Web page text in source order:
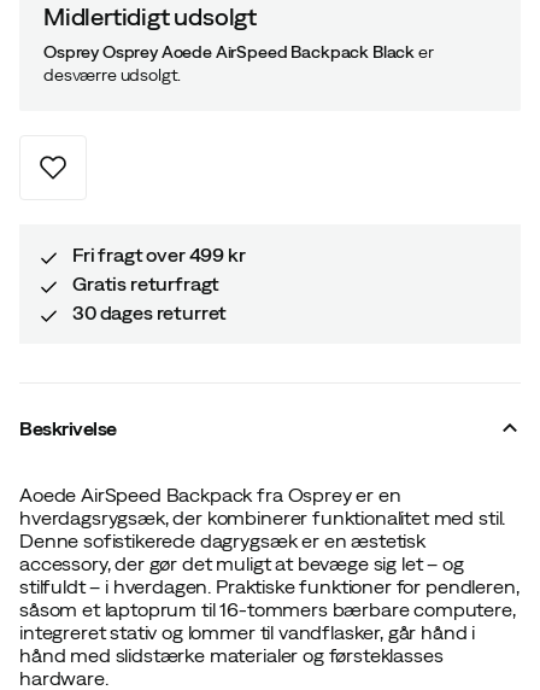
Midlertidigt udsolgt
Osprey Osprey Aoede AirSpeed Backpack Black er
desværre udsolgt.
Fri fragt over 499 kr
Gratis returfragt
30 dages returret
Beskrivelse
Aoede AirSpeed Backpack fra Osprey er en
hverdagsrygsæk, der kombinerer funktionalitet med stil.
Denne sofistikerede dagrygsæk er en æstetisk
accessory, der gør det muligt at bevæge sig let – og
stilfuldt – i hverdagen. Praktiske funktioner for pendleren,
såsom et laptoprum til 16-tommers bærbare computere,
integreret stativ og lommer til vandflasker, går hånd i
hånd med slidstærke materialer og førsteklasses
hardware.